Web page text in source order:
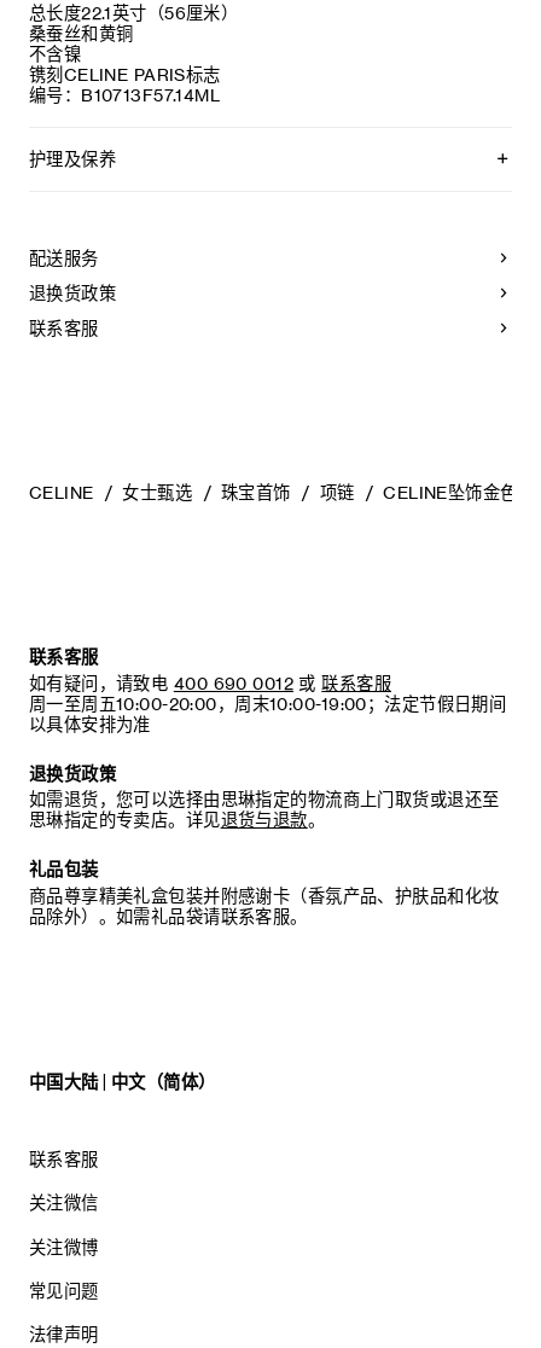
总长度22.1英寸（56厘米）
桑蚕丝和黄铜
不含镍
镌刻CELINE PARIS标志
编号：B10713F57.14ML
护理及保养
手镯，以避免氧化。具有弹簧功能的部件不得接触海水或腐蚀
性化学物质。所有珠宝均不含镍。
配送服务
退换货政策
联系客服
CELINE 女士甄选 珠宝首饰 项链 CELINE坠饰金色饰
联系客服
如有疑问，请致电 400 690 0012 或 联系客服
周一至周五10:00-20:00，周末10:00-19:00；法定节假日期间
以具体安排为准
退换货政策
如需退货，您可以选择由思琳指定的物流商上门取货或退还至
思琳指定的专卖店。详见退货与退款。
礼品包装
商品尊享精美礼盒包装并附感谢卡（香氛产品、护肤品和化妆
品除外）。如需礼品袋请联系客服。
中国大陆 | 中文（简体）
联系客服
关注微信
关注微博
常见问题
法律声明